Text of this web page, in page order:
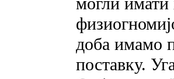
доба имамо
поставку.